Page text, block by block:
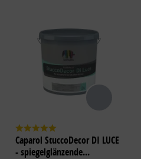
Caparol StuccoDecor DI LUCE
- spiegelglänzende...